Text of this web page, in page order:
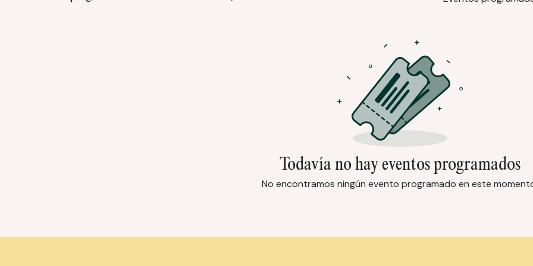
Todavía no hay eventos programados
No encontramos ningún evento programado en este